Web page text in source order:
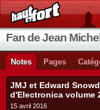
Notes Pages
JMJ et Edward
d'Electronica volume
15 avril 2016